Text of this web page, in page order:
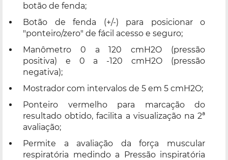
botão de fenda;
Botão de fenda (+/-) para posicionar o
"ponteiro/zero" de fácil acesso e seguro;
Manômetro 0 a 120 cmH2O (pressão
positiva) e 0 a -120 cmH2O (pressão
negativa);
Mostrador com intervalos de 5 em 5 cmH2O;
Ponteiro vermelho para marcação do
resultado obtido, facilita a visualização na 2ª
avaliação;
Permite a avaliação da força muscular
respiratória medindo a Pressão inspiratória